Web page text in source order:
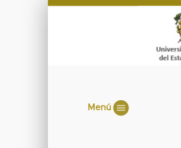
Menú